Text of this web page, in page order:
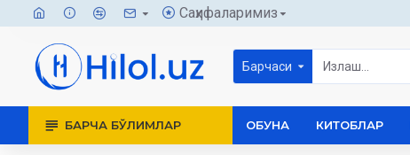
Саҳифаларимиз
Барчаси
БАРЧА БЎЛИМЛАР ОБУНА КИТОБЛАР